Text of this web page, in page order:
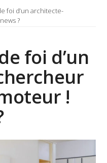
foi d’un architecte-
?
foi d’un
!